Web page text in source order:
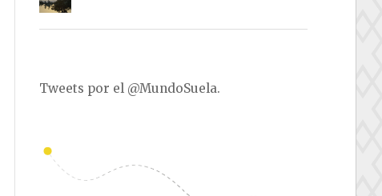
Tweets por el @MundoSuela.